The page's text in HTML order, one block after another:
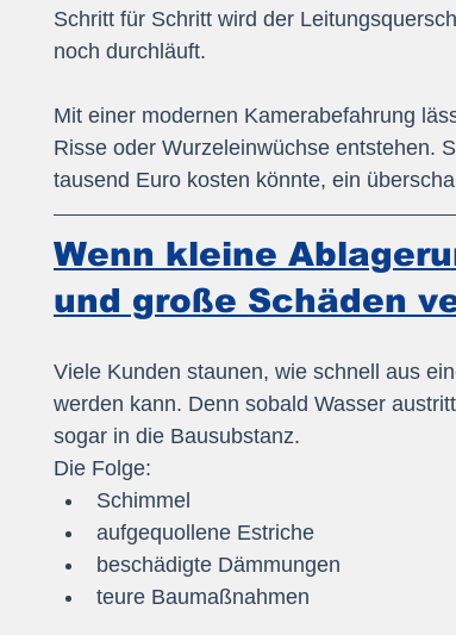
Schritt für Schritt wird der
noch durchläuft.
Mit einer modernen Kamerabefahrung
Risse oder Wurzeleinwüchse entstehen.
tausend Euro kosten könnte, ein
Wenn kleine
und große Schäden
Viele Kunden staunen, wie schnell aus
werden kann. Denn sobald Wasser
sogar in die Bausubstanz.
Die Folge:
Schimmel
aufgequollene Estriche
beschädigte Dämmungen
teure Baumaßnahmen